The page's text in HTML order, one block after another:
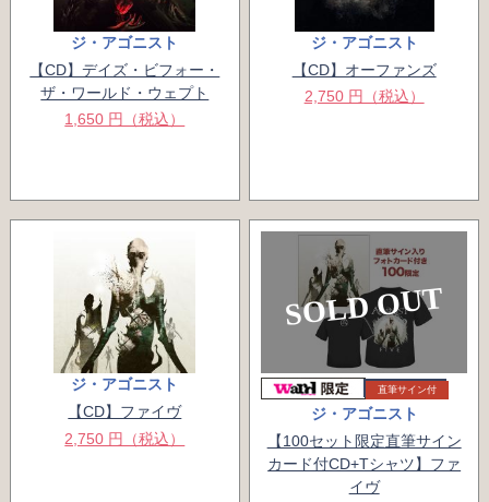
ジ・アゴニスト
【CD】デイズ・ビフォー・
ザ・ワールド・ウェプト
1,650 円（税込）
ジ・アゴニスト
【CD】オーファンズ
2,750 円（税込）
ジ・アゴニスト
【CD】ファイヴ
2,750 円（税込）
SOLD OUT
直筆サイン付
ジ・アゴニスト
【100セット限定直筆サイン
カード付CD+Tシャツ】ファ
イヴ